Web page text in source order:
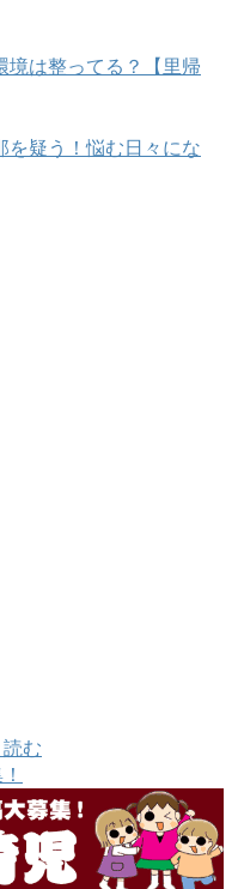
境は整ってる？【里帰
を疑う！悩む日々にな
む